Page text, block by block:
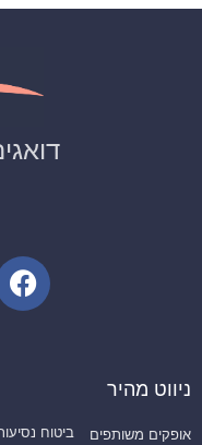
ניווט מהיר
אופקים משותפים
ביטוח